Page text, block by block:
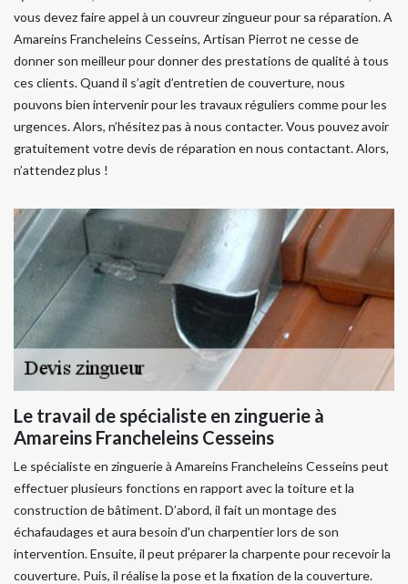
vous devez faire appel à un couvreur zingueur pour sa réparation. A
Amareins Francheleins Cesseins, Artisan Pierrot ne cesse de
donner son meilleur pour donner des prestations de qualité à tous
ces clients. Quand il s’agit d’entretien de couverture, nous
pouvons bien intervenir pour les travaux réguliers comme pour les
urgences. Alors, n’hésitez pas à nous contacter. Vous pouvez avoir
gratuitement votre devis de réparation en nous contactant. Alors,
n’attendez plus !
Le travail de spécialiste en zinguerie à
Amareins Francheleins Cesseins
Le spécialiste en zinguerie à Amareins Francheleins Cesseins peut
effectuer plusieurs fonctions en rapport avec la toiture et la
construction de bâtiment. D’abord, il fait un montage des
échafaudages et aura besoin d'un charpentier lors de son
intervention. Ensuite, il peut préparer la charpente pour recevoir la
couverture. Puis, il réalise la pose et la fixation de la couverture.